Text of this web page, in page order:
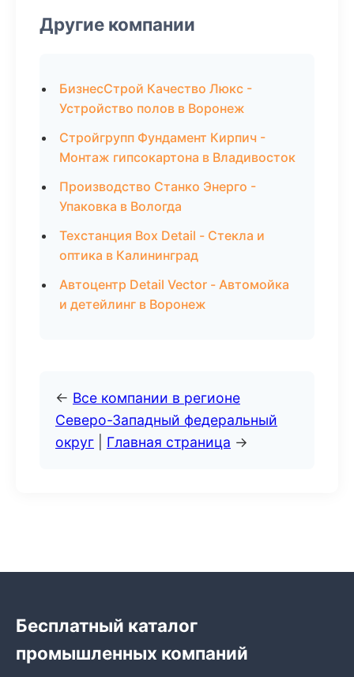
Другие компании
БизнесСтрой Качество Люкс -
Устройство полов в Воронеж
Стройгрупп Фундамент Кирпич -
Монтаж гипсокартона в Владивосток
Производство Станко Энерго -
Упаковка в Вологда
Техстанция Box Detail - Стекла и
оптика в Калининград
Автоцентр Detail Vector - Автомойка
и детейлинг в Воронеж
← Все компании в регионе
Северо-Западный федеральный
округ
Главная страница →
Бесплатный каталог
промышленных компаний